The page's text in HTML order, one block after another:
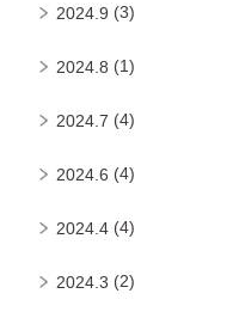
2024.9 (3)
2024.8 (1)
2024.7 (4)
2024.6 (4)
2024.4 (4)
2024.3 (2)